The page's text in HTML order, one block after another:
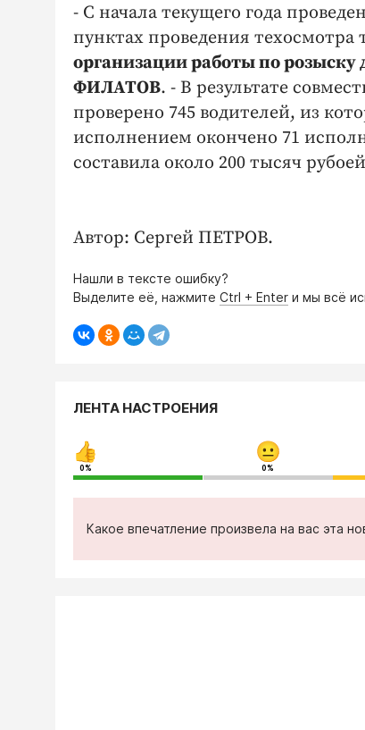
- С начала текущего года
пунктах проведения техосмотра
организации работы по
ФИЛАТОВ. - В результате
проверено 745 водителей, из
исполнением окончено 71
составила около 200 тысяч
Автор: Сергей ПЕТРОВ.
Нашли в тексте ошибку?
Выделите её, нажмите Ctrl + Enter и мы всё
ЛЕНТА НАСТРОЕНИЯ
0% 0%
Какое впечатление произвела на вас эта